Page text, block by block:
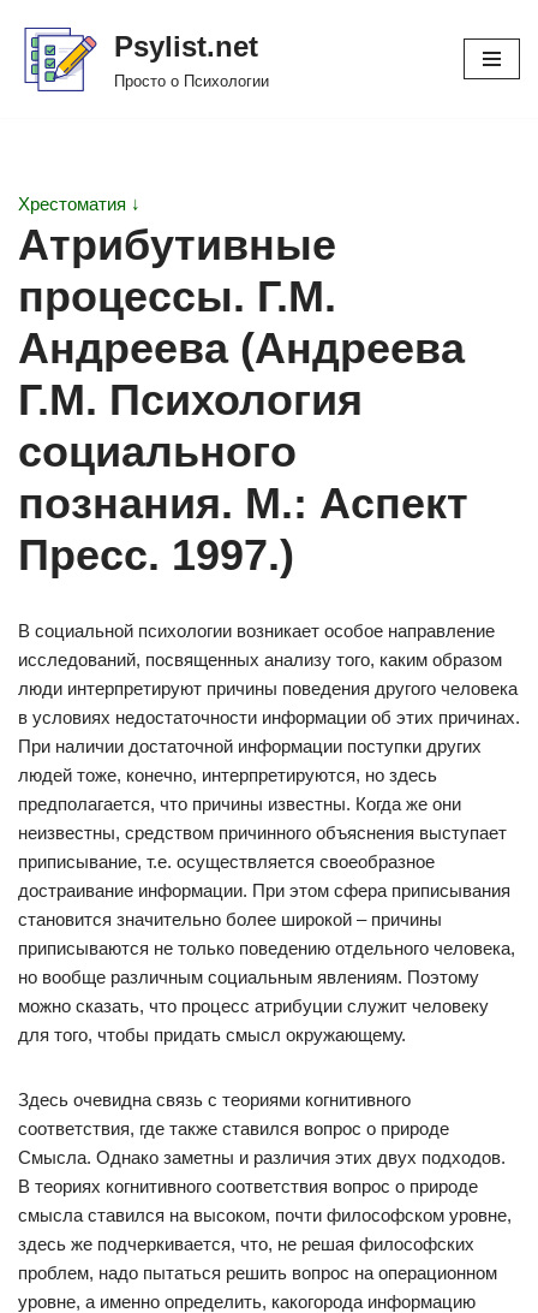
Перейти
Psylist.net
Просто о Психологии
Хрестоматия ↓
Атрибутивные
процессы. Г.М.
Андреева (Андреева
Г.М. Психология
социального
познания. М.: Аспект
Пресс. 1997.)
В социальной психологии возникает особое направление
исследований, посвященных анализу того, каким образом
люди интерпретируют причины поведения другого человека
в условиях недостаточности информации об этих причинах.
При наличии достаточной информации поступки других
людей тоже, конечно, интерпретируются, но здесь
предполагается, что причины известны. Когда же они
неизвестны, средством причинного объяснения выступает
приписывание, т.е. осуществляется своеобразное
достраивание информации. При этом сфера приписывания
становится значительно более широкой – причины
приписываются не только поведению отдельного человека,
но вообще различным социальным явлениям. Поэтому
можно сказать, что процесс атрибуции служит человеку
для того, чтобы придать смысл окружающему.
Здесь очевидна связь с теориями когнитивного
соответствия, где также ставился вопрос о природе
Смысла. Однако заметны и различия этих двух подходов.
В теориях когнитивного соответствия вопрос о природе
смысла ставился на высоком, почти философском уровне,
здесь же подчеркивается, что, не решая философских
проблем, надо пытаться решить вопрос на операционном
уровне, а именно определить, какогорода информацию